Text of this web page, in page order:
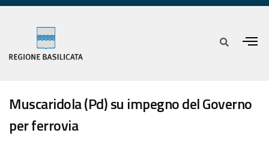
Muscaridola (Pd) su impegno del Governo
per ferrovia